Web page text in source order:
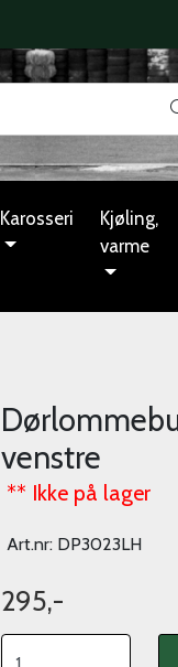
Karosseri
Kjøling,
varme
venstre
** Ikke på lager
Art.nr: DP3023LH
295,-